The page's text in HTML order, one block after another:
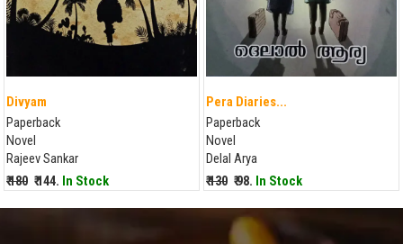
Divyam
Paperback
Novel
Rajeev Sankar
₹ 180 ₹ 144. In Stock
Pera Diaries...
Paperback
Novel
Delal Arya
₹ 130 ₹ 98. In Stock